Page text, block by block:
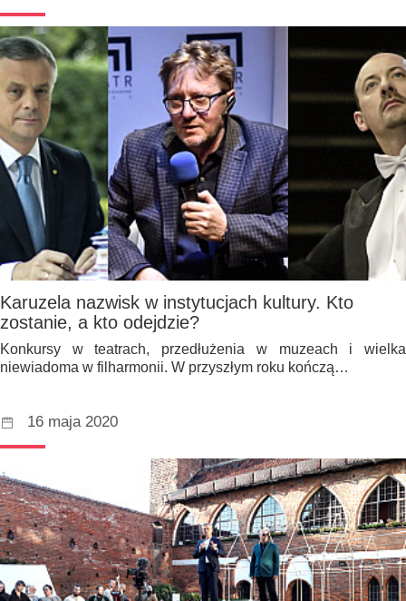
Karuzela nazwisk w instytucjach kultury. Kto
zostanie, a kto odejdzie?
Konkursy w teatrach, przedłużenia w muzeach i wielka
niewiadoma w filharmonii. W przyszłym roku kończą…
16 maja 2020